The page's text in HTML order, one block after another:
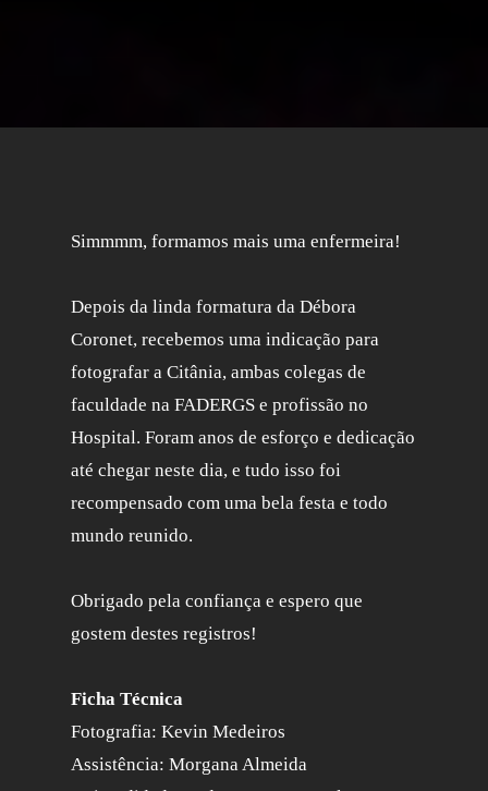
Simmmm, formamos mais uma enfermeira!
Depois da linda formatura da Débora
Coronet, recebemos uma indicação para
fotografar a Citânia, ambas colegas de
faculdade na FADERGS e profissão no
Hospital. Foram anos de esforço e dedicação
até chegar neste dia, e tudo isso foi
recompensado com uma bela festa e todo
mundo reunido.
Obrigado pela confiança e espero que
gostem destes registros!
Ficha Técnica
Fotografia: Kevin Medeiros
Assistência: Morgana Almeida